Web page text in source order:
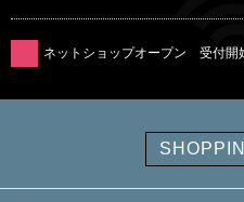
ネットショップオープン 受付開